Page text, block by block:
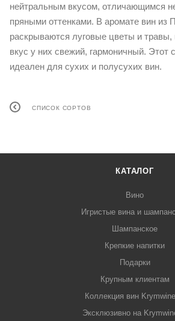
нейтральным вкусом, отличающимся
пряными оттенками. В аромате вин из
раскрываются луговые цветы и
вкус у них свежий, гармоничный. Этот
идеален для сухих и полусухих вин.
СПИСОК СОРТОВ
КАТАЛОГ
Вино
Игристые вина и
Шампанское
Крепкие напитки
Подарки
Крупным клиентам
Коллекция вин
Эксклюзивно на